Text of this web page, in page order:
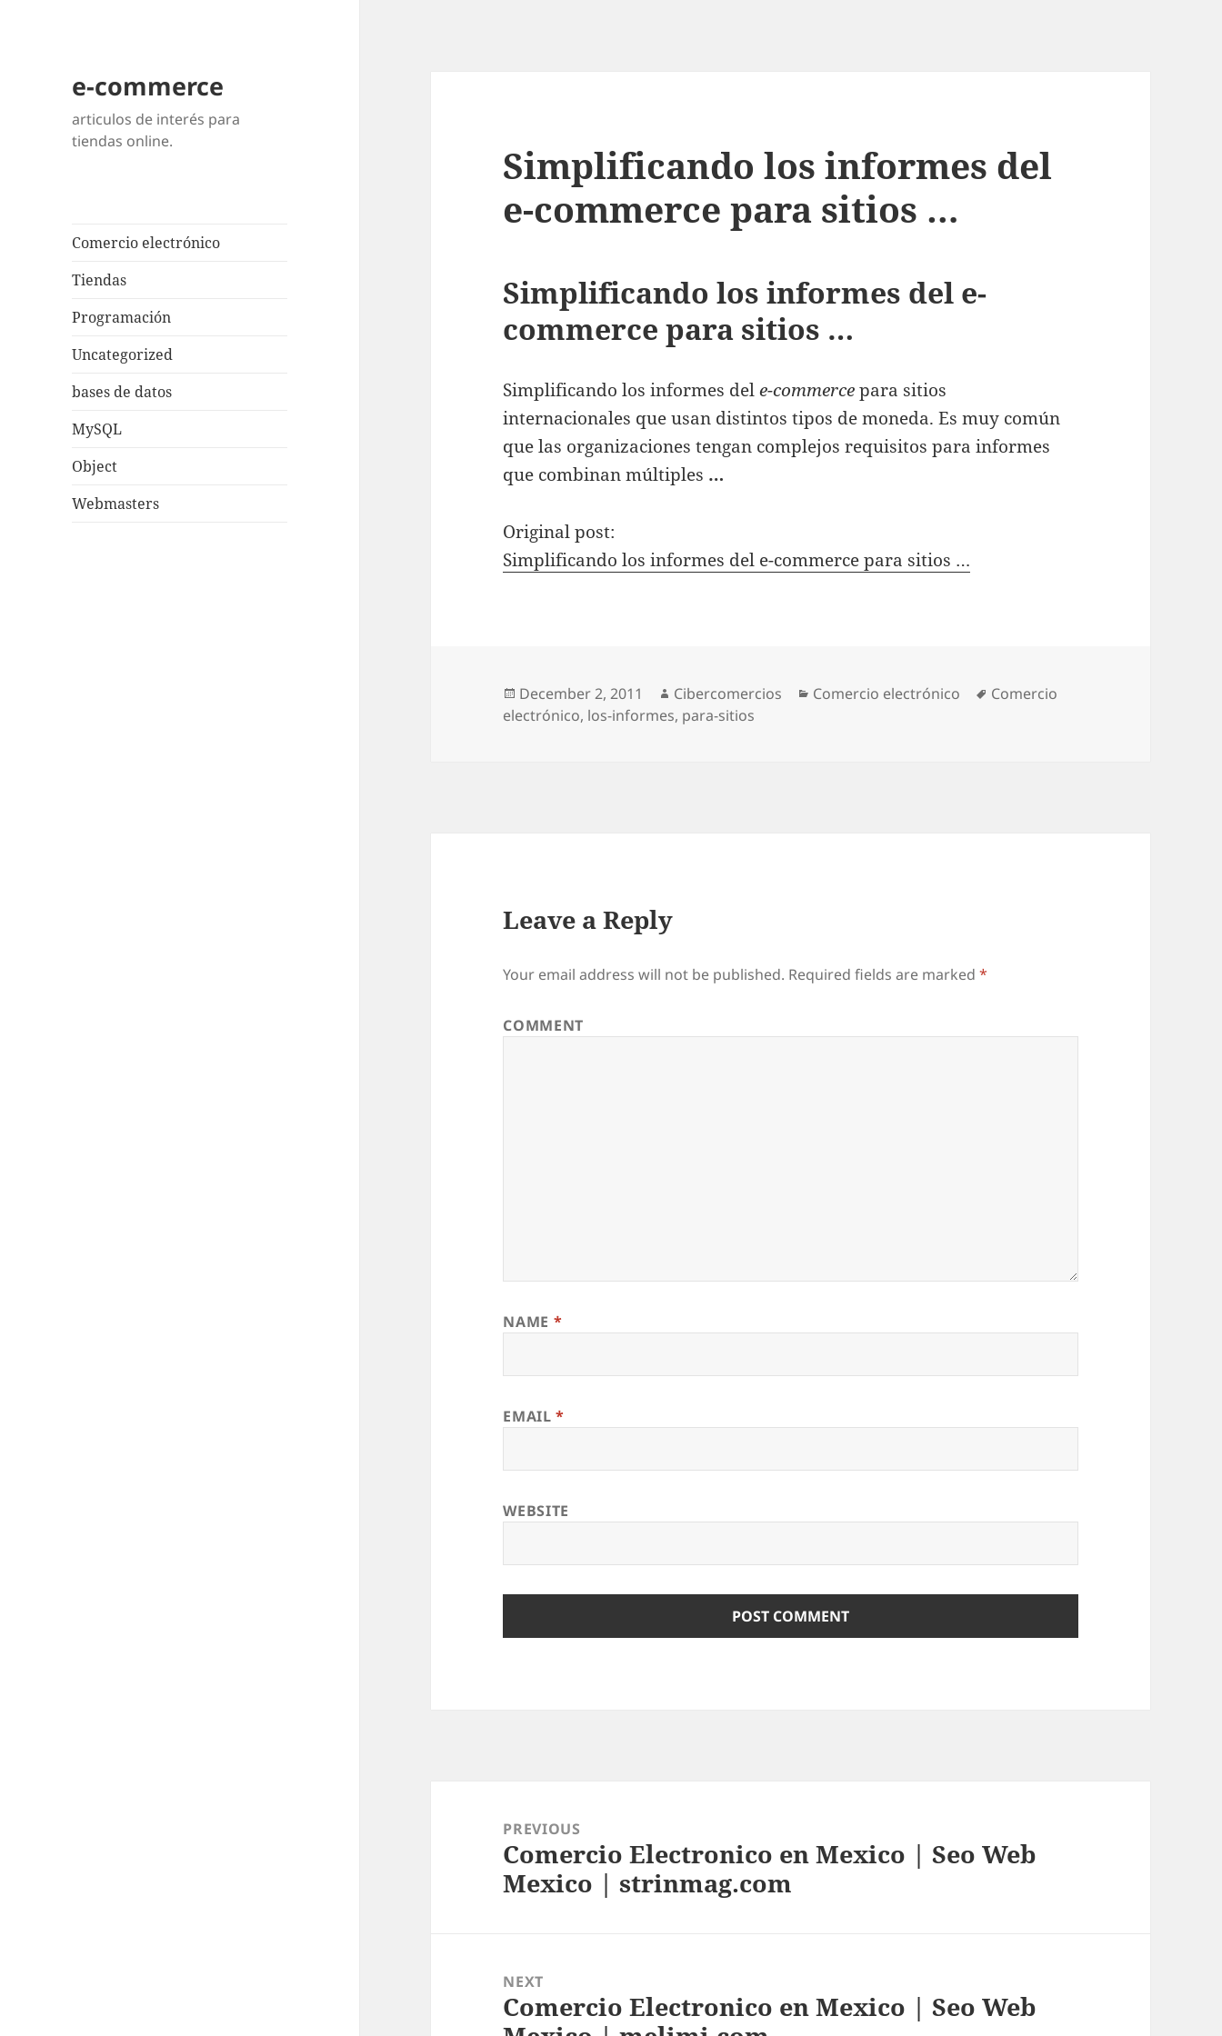
e-commerce
articulos de interés para
tiendas online.
Comercio electrónico
Tiendas
Programación
Uncategorized
bases de datos
MySQL
Object
Webmasters
Simplificando los informes del
e-commerce para sitios …
Simplificando los informes del e-
commerce para sitios …
Simplificando los informes dele-commercepara sitios
internacionales que usan distintos tipos de moneda. Es muy común
que las organizaciones tengan complejos requisitos para informes
que combinan múltiples …
Original post:
Simplificando los informes del e-commerce para sitios …
Posted
on
December 2, 2011 Author
Cibercomercios Categories
Comercio electrónico Tags
Comercio
electrónico, los-informes, para-sitios
Leave a Reply
Your email address will not be published. Required fields are marked*
COMMENT
NAME *
EMAIL*
WEBSITE
navigationPREVIOUS
Previous
post:
Comercio Electronico en Mexico | Seo Web
Mexico | strinmag.com
NEXT
Next
Comercio Electronico en Mexico | Seo Web